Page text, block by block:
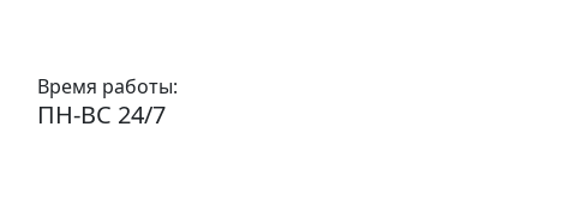
Время работы:
ПН-ВС 24/7